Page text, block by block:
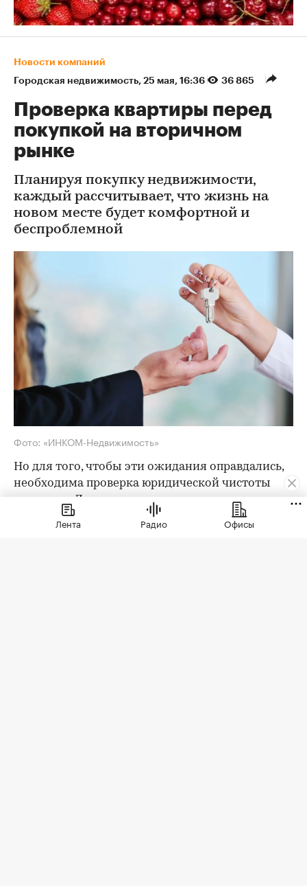
Новости компаний
Городская недвижимость⁠, 25 мая, 16:36 36 865
Проверка квартиры перед
покупкой на вторичном
рынке
Планируя покупку недвижимости,
каждый рассчитывает, что жизнь на
новом месте будет комфортной и
беспроблемной
Фото: «ИНКОМ-Недвижимость»
Но для того, чтобы эти ожидания оправдались,
необходима проверка юридической чистоты
квартиры. Для ее проведения существует
определенный чек-лист; давайте остановимся
на его основных пунктах. Итак, какие
Лента Радио Офисы